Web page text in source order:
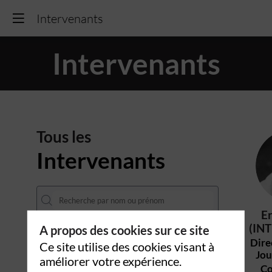
Intervenants
Intervenants
Tous les
Intervenants
A propos des cookies sur ce site
Ce site utilise des cookies visant à
améliorer votre expérience.